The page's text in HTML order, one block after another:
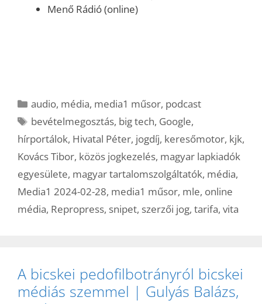
Menő Rádió (online)
Kategória
audio, média, media1 műsor, podcast
Címkék
bevételmegosztás, big tech, Google,
hírportálok, Hivatal Péter, jogdíj, keresőmotor, kjk,
Kovács Tibor, közös jogkezelés, magyar lapkiadók
egyesülete, magyar tartalomszolgáltatók, média,
Media1 2024-02-28, media1 műsor, mle, online
média, Repropress, snipet, szerzői jog, tarifa, vita
A bicskei pedofilbotrányról bicskei
médiás szemmel | Gulyás Balázs,